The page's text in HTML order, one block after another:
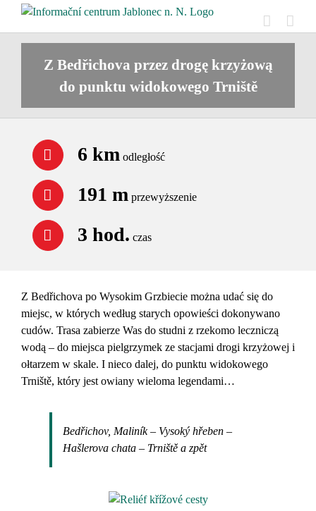
content
Z Bedřichova przez drogę krzyżową
do punktu widokowego Trniště
6 km odległość
191 m przewyższenie
3 hod. czas
Z Bedřichova po Wysokim Grzbiecie można udać się do
miejsc, w których według starych opowieści dokonywano
cudów. Trasa zabierze Was do studni z rzekomo leczniczą
wodą – do miejsca pielgrzymek ze stacjami drogi krzyżowej i
ołtarzem w skale. I nieco dalej, do punktu widokowego
Trniště, który jest owiany wieloma legendami…
Bedřichov, Maliník – Vysoký hřeben –
Hašlerova chata – Trniště a zpět